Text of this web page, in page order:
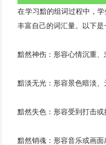
在学习黯的组词过程中，
丰富自己的词汇量。以下是
黯然神伤：形容心情沉重、
黯淡无光：形容景色暗淡、
黯然失色：形容受到打击或
黯然销魂：形容音乐或画面